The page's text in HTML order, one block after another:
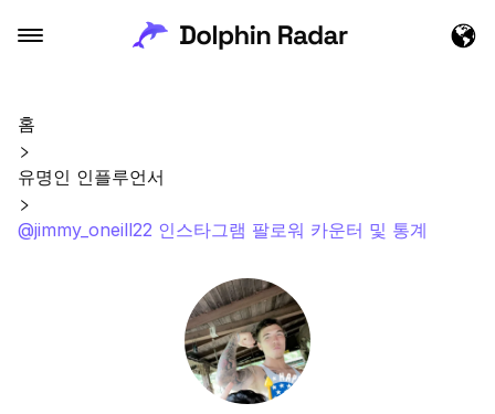
홈
유명인 인플루언서
@jimmy_oneill22 인스타그램 팔로워 카운터 및 통계